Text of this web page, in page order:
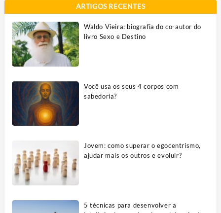
ARTIGOS RECENTES
Waldo Vieira: biografia do co-autor do
livro Sexo e Destino
Você usa os seus 4 corpos com
sabedoria?
Jovem: como superar o egocentrismo,
ajudar mais os outros e evoluir?
5 técnicas para desenvolver a